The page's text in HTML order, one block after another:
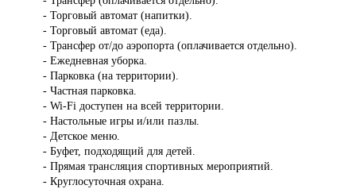
- Торговый автомат (напитки).
- Торговый автомат (еда).
- Трансфер от/до аэропорта (оплачивается отдельно).
- Ежедневная уборка.
- Парковка (на территории).
- Частная парковка.
- Wi-Fi доступен на всей территории.
- Настольные игры и/или пазлы.
- Детское меню.
- Буфет, подходящий для детей.
- Прямая трансляция спортивных мероприятий.
- Круглосуточная охрана.